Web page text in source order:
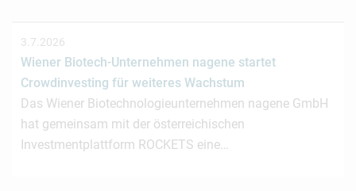
3.7.2026
Wiener Biotech-Unternehmen nagene startet
Crowdinvesting für weiteres Wachstum
Das Wiener Biotechnologieunternehmen nagene GmbH
hat gemeinsam mit der österreichischen
Investmentplattform ROCKETS eine…